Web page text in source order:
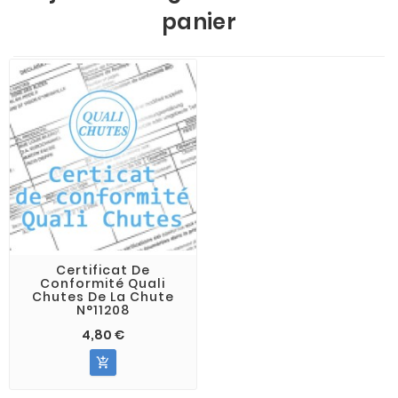
panier
Certificat De
Conformité Quali
Chutes De La Chute
N°11208
4,80 €
